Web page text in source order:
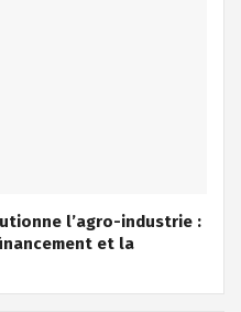
l’agro-industrie :
et la